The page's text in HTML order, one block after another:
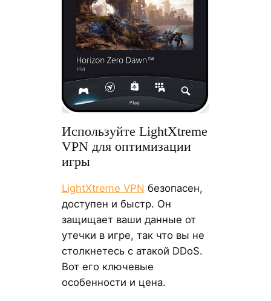
Используйте LightXtreme
VPN для оптимизации
игры
LightXtreme VPN безопасен,
доступен и быстр. Он
защищает ваши данные от
утечки в игре, так что вы не
столкнетесь с атакой DDoS.
Вот его ключевые
особенности и цена.